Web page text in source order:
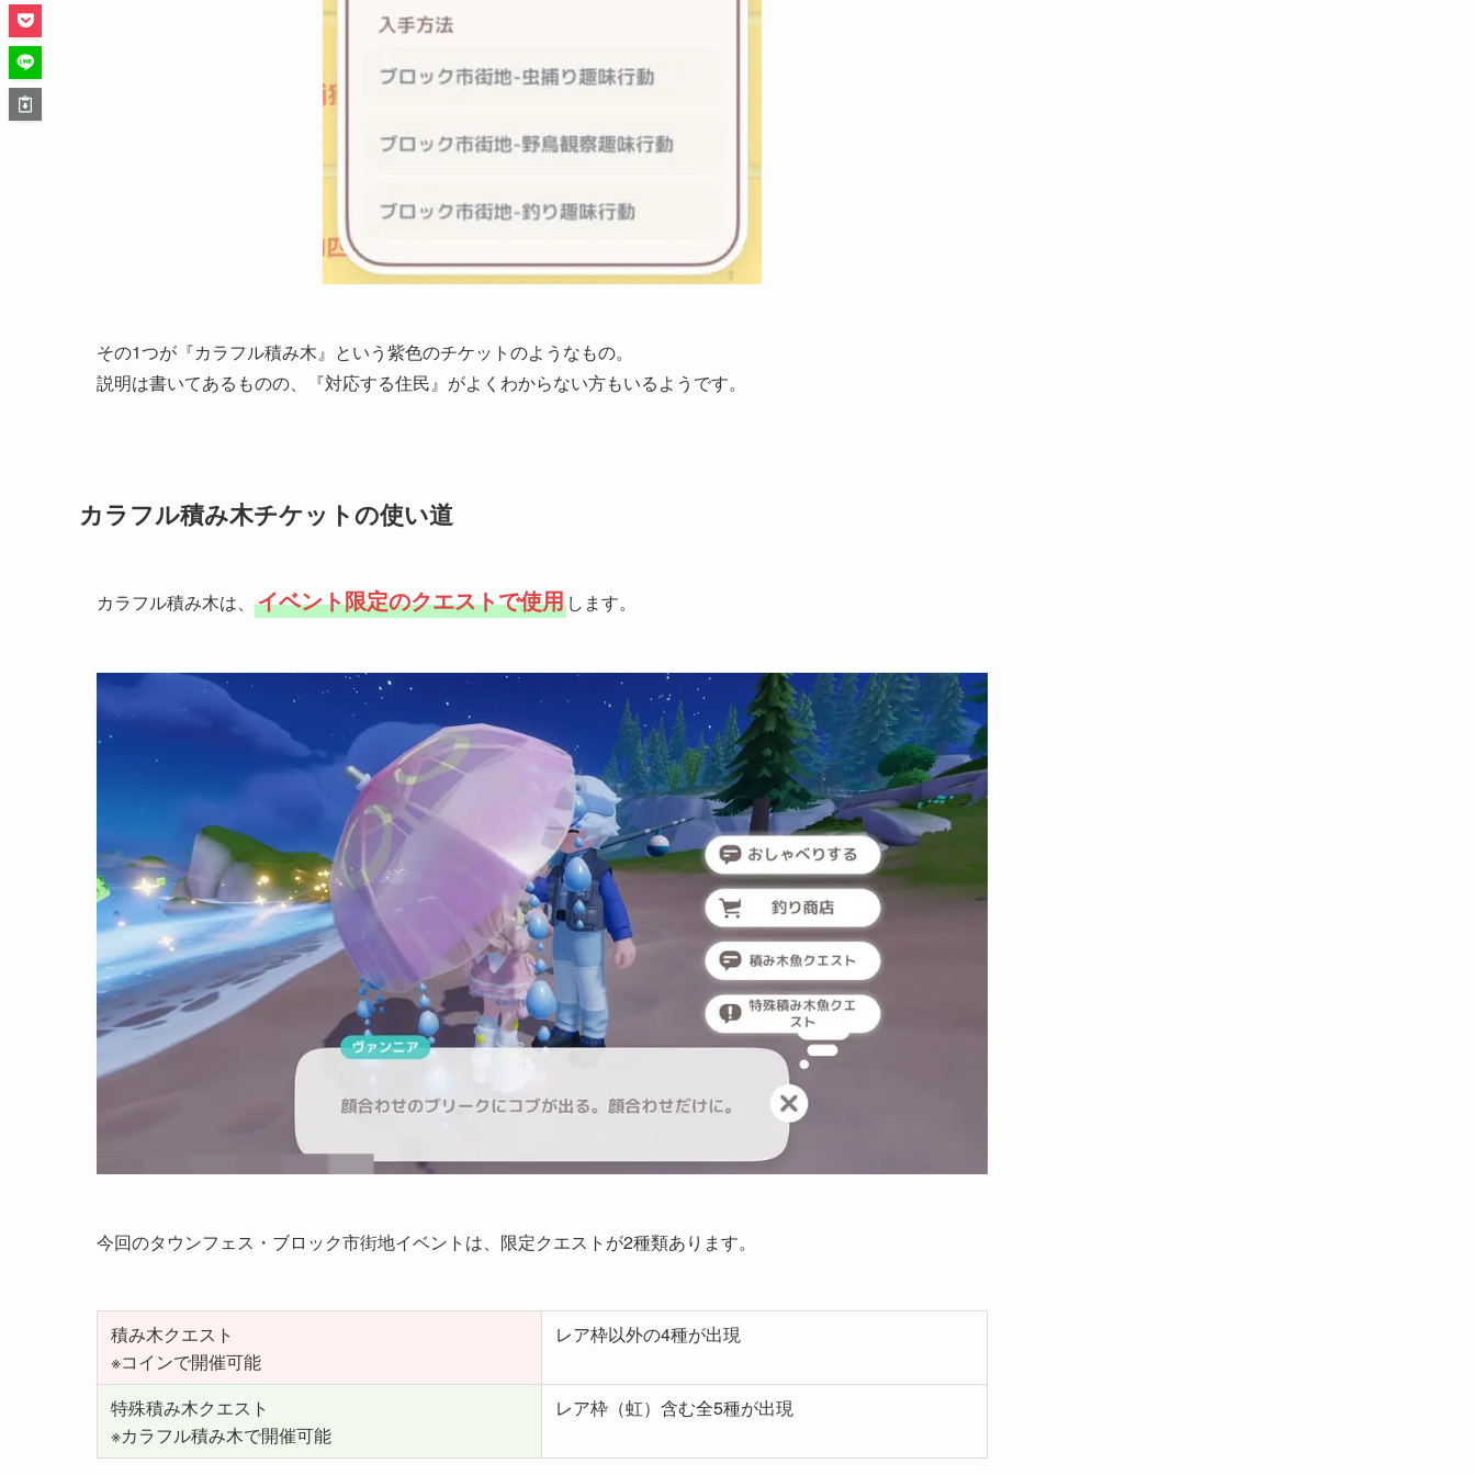
その1つが『カラフル積み木』という紫色のチケットのようなもの。
説明は書いてあるものの、『対応する住民』がよくわからない方もいるようです。
カラフル積み木チケットの使い道
カラフル積み木は、 イベント限定のクエストで使用 します。
今回のタウンフェス・ブロック市街地イベントは、限定クエストが2種類あります。
積み木クエスト
※コインで開催可能
レア枠以外の4種が出現
特殊積み木クエスト
※カラフル積み木で開催可能
レア枠（虹）含む全5種が出現